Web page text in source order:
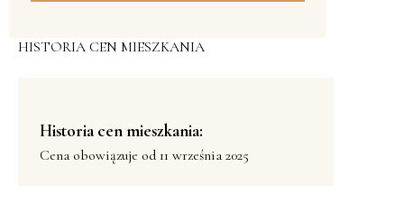
HISTORIA CEN MIESZKANIA
Historia cen mieszkania:
Cena obowiązuje od 11 września 2025